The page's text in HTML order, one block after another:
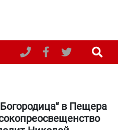
в Пещера